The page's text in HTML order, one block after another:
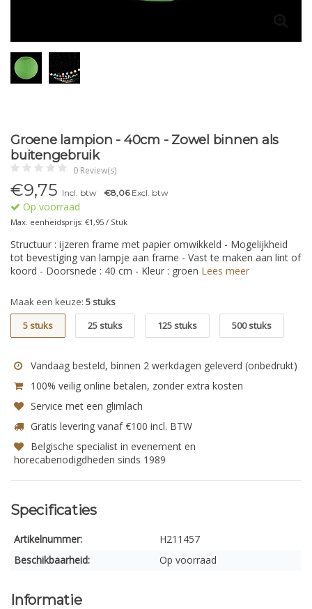
Groene lampion - 40cm - Zowel binnen als
buitengebruik
0 Review(s)
€9,75 Incl. btw €8,06Excl. btw
Op voorraad
Max. eenheidsprijs: €1,95 / Stuk
Structuur : ijzeren frame met papier omwikkeld - Mogelijkheid
tot bevestiging van lampje aan frame - Vast te maken aan lint of
koord - Doorsnede : 40 cm - Kleur : groen Lees meer
Maak een keuze: 5 stuks
5 stuks
25 stuks 125 stuks 500 stuks
Vandaag besteld, binnen 2 werkdagen geleverd (onbedrukt)
100% veilig online betalen, zonder extra kosten
Service met een glimlach
Gratis levering vanaf €100 incl. BTW
Belgische specialist in evenement en
horecabenodigdheden sinds 1989
Specificaties
Artikelnummer:
H211457
Beschikbaarheid:
Op voorraad
Informatie